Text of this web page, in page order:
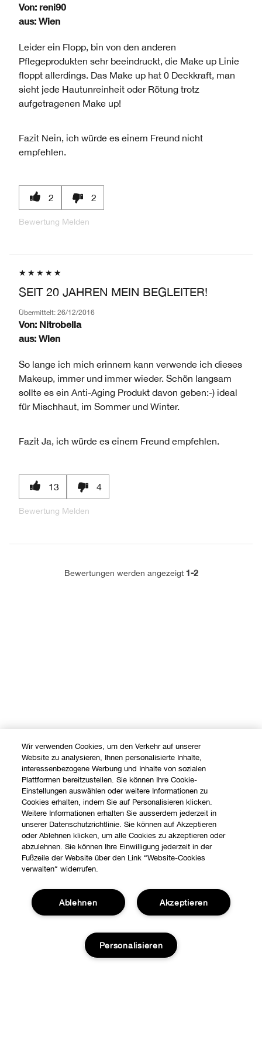
ANZAHL
DER
BEWERTUNGEN
Von: reni90
aus: Wien
Leider ein Flopp, bin von den anderen
Pflegeprodukten sehr beeindruckt, die Make up Linie
floppt allerdings. Das Make up hat 0 Deckkraft, man
sieht jede Hautunreinheit oder Rötung trotz
aufgetragenen Make up!
Fazit Nein, ich würde es einem Freund nicht
empfehlen.
2 2
Bewertung Melden
SEIT 20 JAHREN MEIN BEGLEITER!
Übermittelt: 26/12/2016
Von: Nitrobella
aus: Wien
So lange ich mich erinnern kann verwende ich dieses
Makeup, immer und immer wieder. Schön langsam
sollte es ein Anti-Aging Produkt davon geben:-) ideal
für Mischhaut, im Sommer und Winter.
Fazit Ja, ich würde es einem Freund empfehlen.
13 4
Bewertung Melden
Bewertungen werden angezeigt 1-2
Wir verwenden Cookies, um den Verkehr auf unserer
Website zu analysieren, Ihnen personalisierte Inhalte,
interessenbezogene Werbung und Inhalte von sozialen
Plattformen bereitzustellen. Sie können Ihre Cookie-
Einstellungen auswählen oder weitere Informationen zu
Cookies erhalten, indem Sie auf Personalisieren klicken.
Weitere Informationen erhalten Sie ausserdem jederzeit in
unserer Datenschutzrichtlinie. Sie können auf Akzeptieren
oder Ablehnen klicken, um alle Cookies zu akzeptieren oder
abzulehnen. Sie können Ihre Einwilligung jederzeit in der
Fußzeile der Website über den Link “Website-Cookies
verwalten“ widerrufen.
Akzeptieren
Ablehnen
Personalisieren